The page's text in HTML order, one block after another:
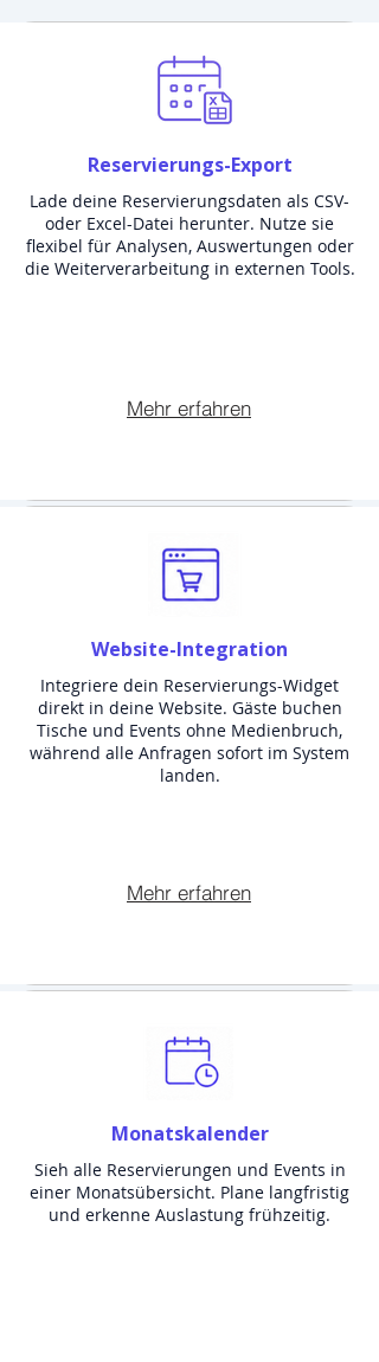
Reservierungs-Export
Lade deine Reservierungsdaten als CSV-
oder Excel-Datei herunter. Nutze sie
flexibel für Analysen, Auswertungen oder
die Weiterverarbeitung in externen Tools.
Mehr erfahren
Website-Integration
Integriere dein Reservierungs-Widget
direkt in deine Website. Gäste buchen
Tische und Events ohne Medienbruch,
während alle Anfragen sofort im System
landen.
Mehr erfahren
Monatskalender
Sieh alle Reservierungen und Events in
einer Monatsübersicht. Plane langfristig
und erkenne Auslastung frühzeitig.